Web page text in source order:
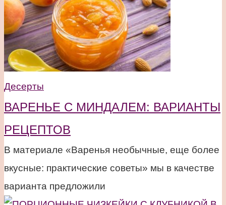
Десерты
ВАРЕНЬЕ С МИНДАЛЕМ: ВАРИАНТЫ
РЕЦЕПТОВ
В материале «Варенья необычные, еще более
вкусные: практические советы» мы в качестве
варианта предложили